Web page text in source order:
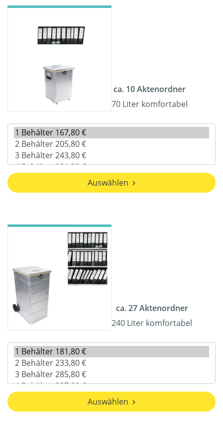
ca. 10 Aktenordner
70 Liter komfortabel
Auswählen
ca. 27 Aktenordner
240 Liter komfortabel
Auswählen